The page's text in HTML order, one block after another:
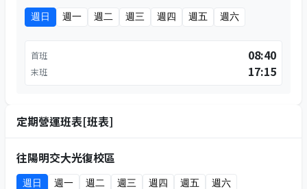
週日 週一 週二 週三 週四 週五 週六
首班 08:40
末班 17:15
定期營運班表[班表]
往陽明交大光復校區
週日 週一 週二 週三 週四 週五 週六